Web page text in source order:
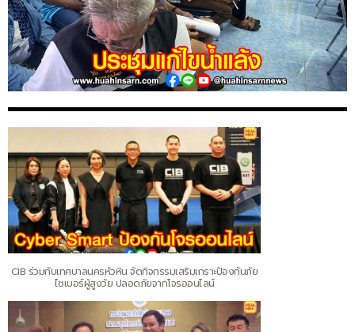
CIB ร่วมกับเทศบาลนครหัวหิน จัดกิจกรรมเสริมเกราะป้องกันภัย
ไซเบอร์ผู้สูงวัย ปลอดภัยจากโจรออนไลน์